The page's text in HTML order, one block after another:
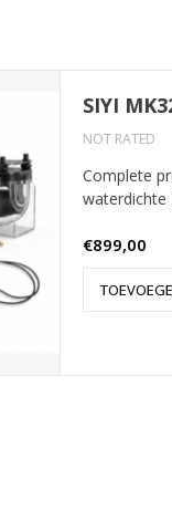
SIYI
NOT RATED
Complete
waterdichte
€899,00